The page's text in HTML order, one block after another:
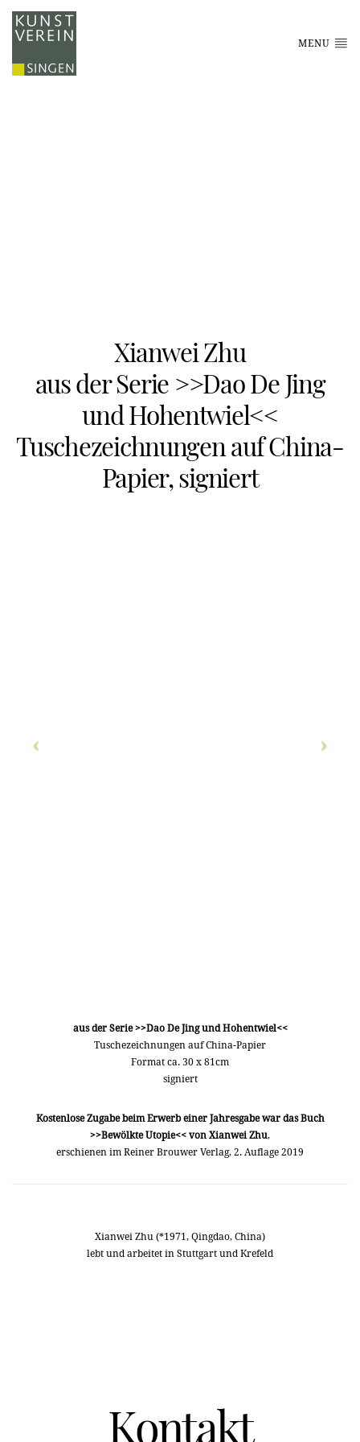
MENU
Xianwei Zhu
aus der Serie >>Dao De Jing
und Hohentwiel<<
Tuschezeichnungen auf China-
Papier, signiert
aus der Serie >>Dao De Jing und Hohentwiel<<
Tuschezeichnungen auf China-Papier
Format ca. 30 x 81cm
signiert
Kostenlose Zugabe beim Erwerb einer Jahresgabe war das Buch
>>Bewölkte Utopie<< von Xianwei Zhu,
erschienen im Reiner Brouwer Verlag, 2. Auflage 2019
Xianwei Zhu (*1971, Qingdao, China)
lebt und arbeitet in Stuttgart und Krefeld
Kontakt